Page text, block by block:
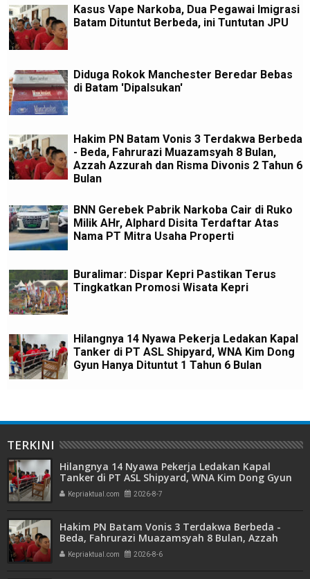
Kasus Vape Narkoba, Dua Pegawai Imigrasi
Batam Dituntut Berbeda, ini Tuntutan JPU
Diduga Rokok Manchester Beredar Bebas
di Batam 'Dipalsukan'
Hakim PN Batam Vonis 3 Terdakwa Berbeda
- Beda, Fahrurazi Muazamsyah 8 Bulan,
Azzah Azzurah dan Risma Divonis 2 Tahun 6
Bulan
BNN Gerebek Pabrik Narkoba Cair di Ruko
Milik AHr, Alphard Disita Terdaftar Atas
Nama PT Mitra Usaha Properti
Buralimar: Dispar Kepri Pastikan Terus
Tingkatkan Promosi Wisata Kepri
Hilangnya 14 Nyawa Pekerja Ledakan Kapal
Tanker di PT ASL Shipyard, WNA Kim Dong
Gyun Hanya Dituntut 1 Tahun 6 Bulan
TERKINI
Hilangnya 14 Nyawa Pekerja Ledakan Kapal
Tanker di PT ASL Shipyard, WNA Kim Dong Gyun
Hanya Dituntut 1 Tahun 6 Bulan
Kepriaktual.com 2026-8-7
Hakim PN Batam Vonis 3 Terdakwa Berbeda -
Beda, Fahrurazi Muazamsyah 8 Bulan, Azzah
Azzurah dan Risma Divonis 2 Tahun 6 Bulan
Kepriaktual.com 2026-8-6